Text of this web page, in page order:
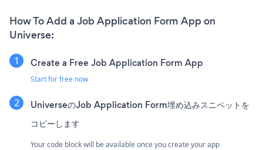
How To Add a Job Application Form App on
Universe:
Create a Free Job Application Form App
Start for free now
UniverseのJob Application Form埋め込みスニペットを
コピーします
Your code block will be available once you create your app